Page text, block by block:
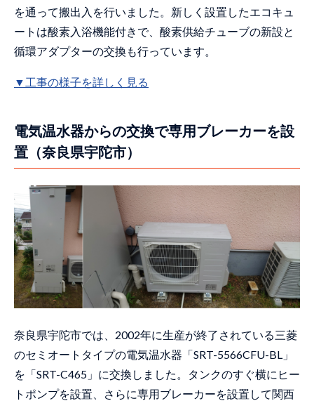
を通って搬出入を行いました。新しく設置したエコキュ
ートは酸素入浴機能付きで、酸素供給チューブの新設と
循環アダプターの交換も行っています。
▼工事の様子を詳しく見る
電気温水器からの交換で専用ブレーカーを設
置（奈良県宇陀市）
奈良県宇陀市では、2002年に生産が終了されている三菱
のセミオートタイプの電気温水器「SRT-5566CFU-BL」
を「SRT-C465」に交換しました。タンクのすぐ横にヒー
トポンプを設置、さらに専用ブレーカーを設置して関西